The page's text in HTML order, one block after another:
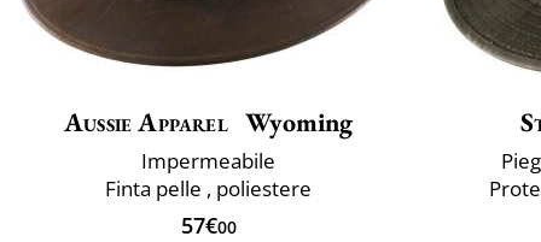
Aussie Apparel Wyoming
Impermeabile
Finta pelle , poliestere
57€00